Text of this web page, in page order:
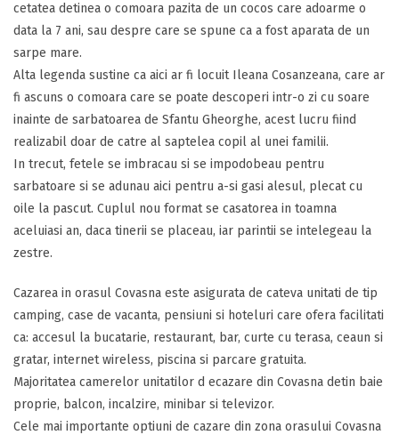
cetatea detinea o comoara pazita de un cocos care adoarme o
data la 7 ani, sau despre care se spune ca a fost aparata de un
sarpe mare.
Alta legenda sustine ca aici ar fi locuit Ileana Cosanzeana, care ar
fi ascuns o comoara care se poate descoperi intr-o zi cu soare
inainte de sarbatoarea de Sfantu Gheorghe, acest lucru fiind
realizabil doar de catre al saptelea copil al unei familii.
In trecut, fetele se imbracau si se impodobeau pentru
sarbatoare si se adunau aici pentru a-si gasi alesul, plecat cu
oile la pascut. Cuplul nou format se casatorea in toamna
aceluiasi an, daca tinerii se placeau, iar parintii se intelegeau la
zestre.
Cazarea in orasul Covasna este asigurata de cateva unitati de tip
camping, case de vacanta, pensiuni si hoteluri care ofera facilitati
ca: accesul la bucatarie, restaurant, bar, curte cu terasa, ceaun si
gratar, internet wireless, piscina si parcare gratuita.
Majoritatea camerelor unitatilor d ecazare din Covasna detin baie
proprie, balcon, incalzire, minibar si televizor.
Cele mai importante optiuni de cazare din zona orasului Covasna